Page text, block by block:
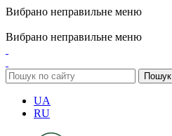
Вибрано неправильне меню
Вибрано неправильне меню
Пошук
UA
RU